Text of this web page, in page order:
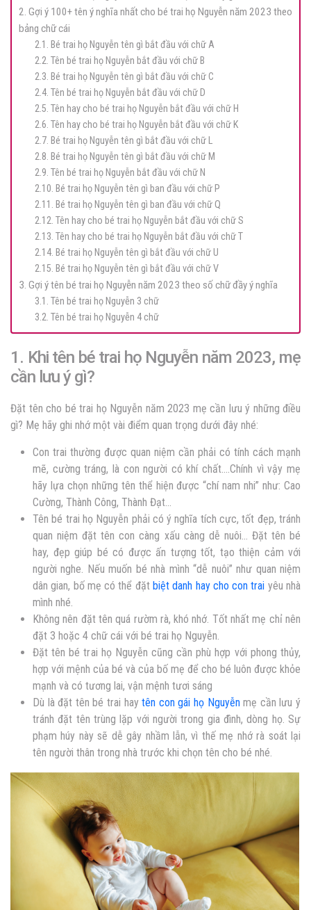
2. Gợi ý 100+ tên ý nghĩa nhất cho bé trai họ Nguyễn năm 2023 theo
bảng chữ cái
2.1. Bé trai họ Nguyễn tên gì bắt đầu với chữ A
2.2. Tên bé trai họ Nguyễn bắt đầu với chữ B
2.3. Bé trai họ Nguyễn tên gì bắt đầu với chữ C
2.4. Tên bé trai họ Nguyễn bắt đầu với chữ D
2.5. Tên hay cho bé trai họ Nguyễn bắt đầu với chữ H
2.6. Tên hay cho bé trai họ Nguyễn bắt đầu với chữ K
2.7. Bé trai họ Nguyễn tên gì bắt đầu với chữ L
2.8. Bé trai họ Nguyễn tên gì bắt đầu với chữ M
2.9. Tên bé trai họ Nguyễn bắt đầu với chữ N
2.10. Bé trai họ Nguyễn tên gì ban đầu với chữ P
2.11. Bé trai họ Nguyễn tên gì ban đầu với chữ Q
2.12. Tên hay cho bé trai họ Nguyễn bắt đầu với chữ S
2.13. Tên hay cho bé trai họ Nguyễn bắt đầu với chữ T
2.14. Bé trai họ Nguyễn tên gì bắt đầu với chữ U
2.15. Bé trai họ Nguyễn tên gì bắt đầu với chữ V
3. Gợi ý tên bé trai họ Nguyễn năm 2023 theo số chữ đầy ý nghĩa
3.1. Tên bé trai họ Nguyễn 3 chữ
3.2. Tên bé trai họ Nguyễn 4 chữ
1. Khi tên bé trai họ Nguyễn năm 2023, mẹ
cần lưu ý gì?
Đặt tên cho bé trai họ Nguyễn năm 2023 mẹ cần lưu ý những điều
gì? Mẹ hãy ghi nhớ một vài điểm quan trọng dưới đây nhé:
Con trai thường được quan niệm cần phải có tính cách mạnh
mẽ, cường tráng, là con người có khí chất….Chính vì vậy mẹ
hãy lựa chọn những tên thể hiện được “chí nam nhi” như: Cao
Cường, Thành Công, Thành Đạt…
Tên bé trai họ Nguyễn phải có ý nghĩa tích cực, tốt đẹp, tránh
quan niệm đặt tên con càng xấu càng dễ nuôi… Đặt tên bé
hay, đẹp giúp bé có được ấn tượng tốt, tạo thiện cảm với
người nghe. Nếu muốn bé nhà mình “dễ nuôi” như quan niệm
dân gian, bố mẹ có thể đặt biệt danh hay cho con trai yêu nhà
mình nhé.
Không nên đặt tên quá rườm rà, khó nhớ. Tốt nhất mẹ chỉ nên
đặt 3 hoặc 4 chữ cái với bé trai họ Nguyễn.
Đặt tên bé trai họ Nguyễn cũng cần phù hợp với phong thủy,
hợp với mệnh của bé và của bố mẹ để cho bé luôn được khỏe
mạnh và có tương lai, vận mệnh tươi sáng
Dù là đặt tên bé trai haytên con gái họ Nguyễn mẹ cần lưu ý
tránh đặt tên trùng lặp với người trong gia đình, dòng họ. Sự
phạm húy này sẽ dễ gây nhầm lẫn, vì thế mẹ nhớ rà soát lại
tên người thân trong nhà trước khi chọn tên cho bé nhé.